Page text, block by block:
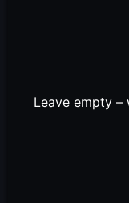
Leave empty